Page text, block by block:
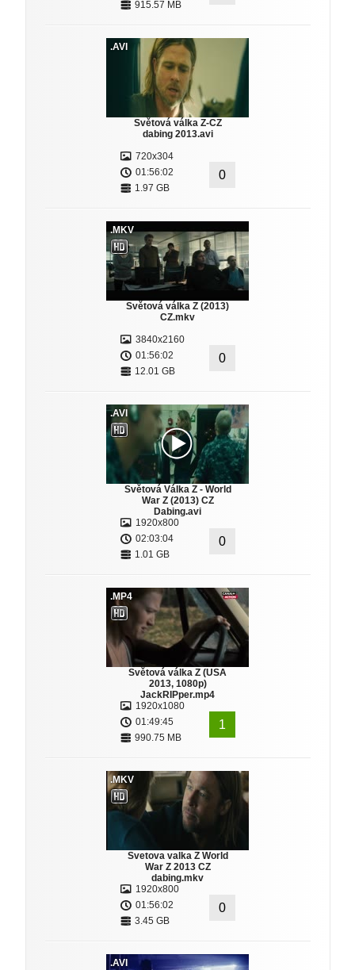
915.57 MB
.AVI
Světová válka Z-CZ
dabing 2013.avi
720x304
01:56:02
1.97 GB
0
.MKV
Světová válka Z (2013)
CZ.mkv
3840x2160
01:56:02
12.01 GB
0
.AVI
Světová Válka Z - World
War Z (2013) CZ
Dabing.avi
1920x800
02:03:04
1.01 GB
0
.MP4
Světová válka Z (USA
2013, 1080p)
JackRIPper.mp4
1920x1080
01:49:45
990.75 MB
1
.MKV
Svetova valka Z World
War Z 2013 CZ
dabing.mkv
1920x800
01:56:02
3.45 GB
0
.AVI